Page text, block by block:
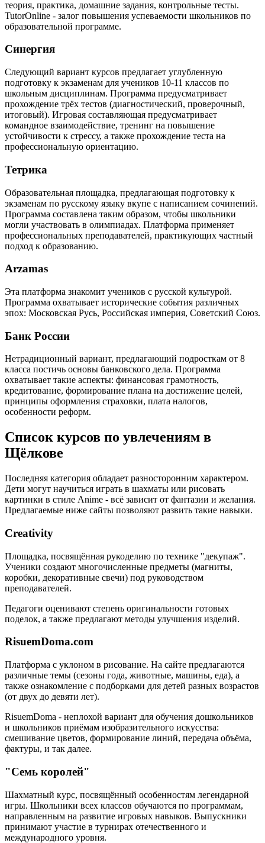
теория, практика, домашние задания, контрольные тесты.
TutorOnline - залог повышения успеваемости школьников по
образовательной программе.
Синергия
Следующий вариант курсов предлагает углубленную
подготовку к экзаменам для учеников 10-11 классов по
школьным дисциплинам. Программа предусматривает
прохождение трёх тестов (диагностический, проверочный,
итоговый). Игровая составляющая предусматривает
командное взаимодействие, тренинг на повышение
устойчивости к стрессу, а также прохождение теста на
профессиональную ориентацию.
Тетрика
Образовательная площадка, предлагающая подготовку к
экзаменам по русскому языку вкупе с написанием сочинений.
Программа составлена таким образом, чтобы школьники
могли участвовать в олимпиадах. Платформа применяет
профессиональных преподавателей, практикующих частный
подход к образованию.
Arzamas
Эта платформа знакомит учеников с русской культурой.
Программа охватывает исторические события различных
эпох: Московская Русь, Российская империя, Советский Союз.
Банк России
Нетрадиционный вариант, предлагающий подросткам от 8
класса постичь основы банковского дела. Программа
охватывает такие аспекты: финансовая грамотность,
кредитование, формирование плана на достижение целей,
принципы оформления страховки, плата налогов,
особенности реформ.
Список курсов по увлечениям в
Щёлкове
Последняя категория обладает разносторонним характером.
Дети могут научиться играть в шахматы или рисовать
картинки в стиле Anime - всё зависит от фантазии и желания.
Предлагаемые ниже сайты позволяют развить такие навыки.
Creativity
Площадка, посвящённая рукоделию по технике "декупаж".
Ученики создают многочисленные предметы (магниты,
коробки, декоративные свечи) под руководством
преподавателей.
Педагоги оценивают степень оригинальности готовых
поделок, а также предлагают методы улучшения изделий.
RisuemDoma.com
Платформа с уклоном в рисование. На сайте предлагаются
различные темы (сезоны года, животные, машины, еда), а
также ознакомление с подборками для детей разных возрастов
(от двух до девяти лет).
RisuemDoma - неплохой вариант для обучения дошкольников
и школьников приёмам изобразительного искусства:
смешивание цветов, формирование линий, передача объёма,
фактуры, и так далее.
"Семь королей"
Шахматный курс, посвящённый особенностям легендарной
игры. Школьники всех классов обучаются по программам,
направленным на развитие игровых навыков. Выпускники
принимают участие в турнирах отечественного и
международного уровня.